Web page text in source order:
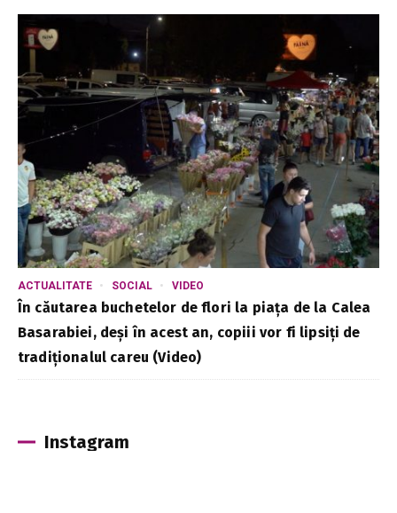
ACTUALITATE SOCIAL VIDEO
În căutarea buchetelor de flori la piața de la Calea
Basarabiei, deși în acest an, copiii vor fi lipsiți de
tradiționalul careu (Video)
Instagram